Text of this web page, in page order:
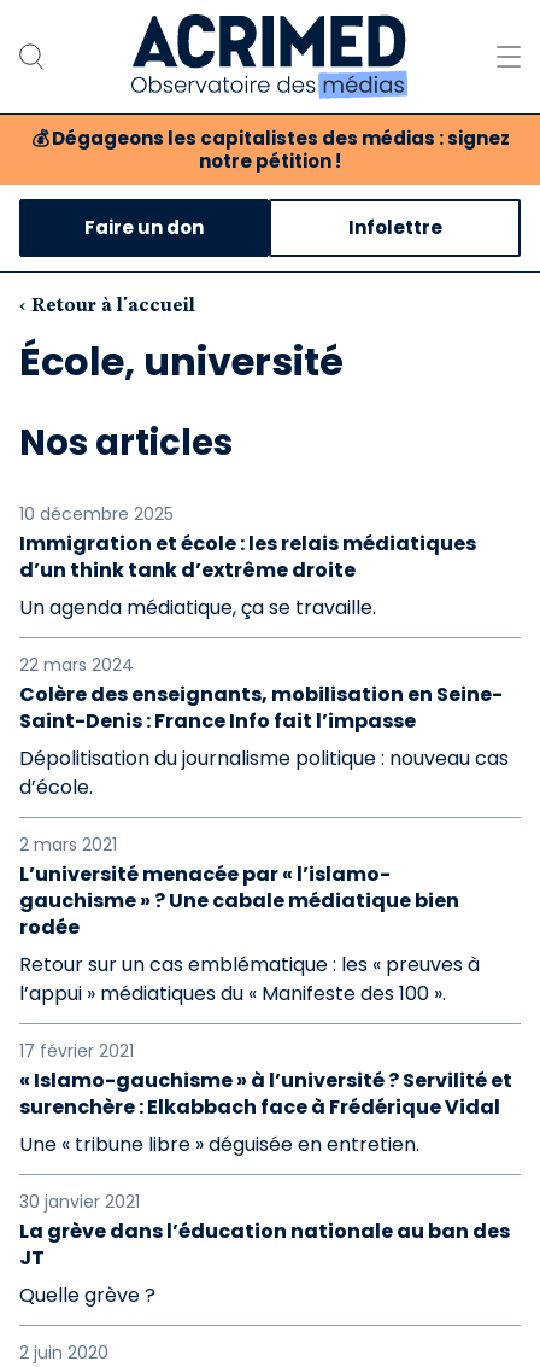
💰 Dégageons les capitalistes des médias : signez
notre pétition !
Notre association
Notre critique des médias
Nos propositions
Notre revue
Boutique
Faire un don Infolettre
‹ Retour à l'accueil
École, université
Nos articles
10 décembre 2025
Immigration et école : les relais médiatiques
d’un think tank d’extrême droite
Un agenda médiatique, ça se travaille.
22 mars 2024
Colère des enseignants, mobilisation en Seine-
Saint-Denis : France Info fait l’impasse
Dépolitisation du journalisme politique : nouveau cas
d’école.
2 mars 2021
L’université menacée par « l’islamo-
gauchisme » ? Une cabale médiatique bien
rodée
Retour sur un cas emblématique : les « preuves à
l’appui » médiatiques du « Manifeste des 100 ».
17 février 2021
« Islamo-gauchisme » à l’université ? Servilité et
surenchère : Elkabbach face à Frédérique Vidal
Une « tribune libre » déguisée en entretien.
30 janvier 2021
La grève dans l’éducation nationale au ban des
JT
Quelle grève ?
2 juin 2020